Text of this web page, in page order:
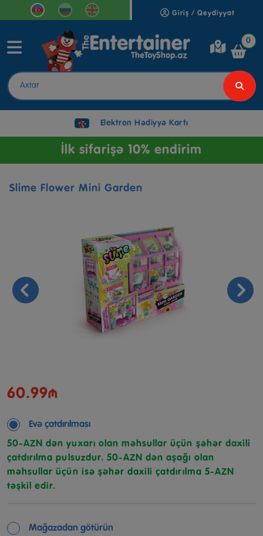
Giriş / Qeydiyyat
0
Elektron Hədiyyə Kartı
İlk sifarişə 10% endirim
Slime Flower Mini Garden
60.99₼
Evə çatdırılması
50-AZN dən yuxarı olan məhsullar üçün şəhər daxili
çatdırılma pulsuzdur. 50-AZN dən aşağı olan
məhsullar üçün isə şəhər daxili çatdırılma 5-AZN
təşkil edir.
Mağazadan götürün